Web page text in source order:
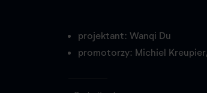
projektant: Wanqi Du
promotorzy: Michiel